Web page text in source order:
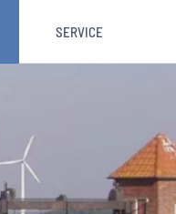
SERVICE